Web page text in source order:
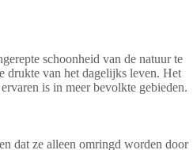
schoonheid van de natuur te
drukte van het dagelijks leven. Het
is in meer bevolkte gebieden.
dat ze alleen omringd worden door